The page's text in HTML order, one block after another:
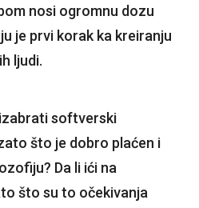
nosi ogromnu dozu
je prvi korak ka kreiranju
ljudi.
softverski
što je dobro plaćen i
Da li ići na
što su to očekivanja